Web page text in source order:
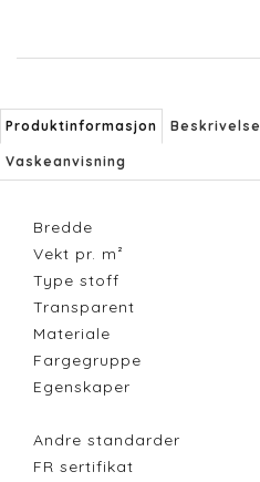
Produktinformasjon Beskrivelse
Vaskeanvisning
Bredde
Vekt pr. m²
Type stoff
Transparent
Materiale
Fargegruppe
Egenskaper
Andre standarder
FR sertifikat